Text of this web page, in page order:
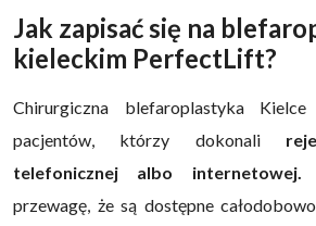
Jak zapisać się na
kieleckim PerfectLift?
Chirurgiczna blefaroplastyka
pacjentów, którzy dokonali
telefonicznej albo internetowej.
przewagę, że są dostępne